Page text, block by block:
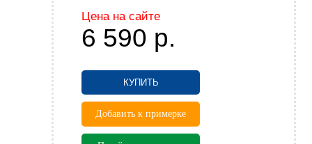
Цена на сайте
6 590 р.
КУПИТЬ
Добавить к примерке